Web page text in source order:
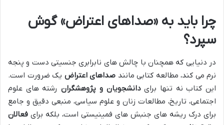
چرا باید به «صداهای اعتراض» گوش
سپرد؟
در دنیایی که همچنان با چالش های نابرابری جنسیتی دست و پنجه
نرم می کند، مطالعه کتابی مانند صداهای اعتراض یک ضرورت است.
این کتاب نه تنها برایدانشجویان و پژوهشگرانرشته های علوم
اجتماعی، تاریخ، مطالعات زنان و علوم سیاسی، منبعی دقیق و جامع
برای درک ریشه های جنبش های فمینیستی است، بلکه برای فعالان